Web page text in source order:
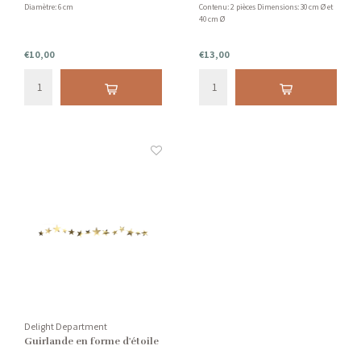
Diamètre: 6 cm
€10,00
Contenu: 2 pièces Dimensions: 30 cm Ø et
40 cm Ø
€13,00
Delight Department
Guirlande en forme d'étoile